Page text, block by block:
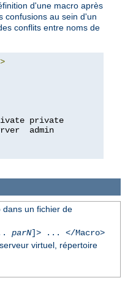
d'une macro après
confusions au sein d'un
conflits entre noms de
>
admin
dans un fichier de
parN]> ... </Macro>
virtuel, répertoire